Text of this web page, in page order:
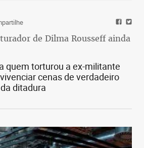
de Dilma Rousseff ainda
quem torturou a ex-militante
cenas de verdadeiro
ditadura